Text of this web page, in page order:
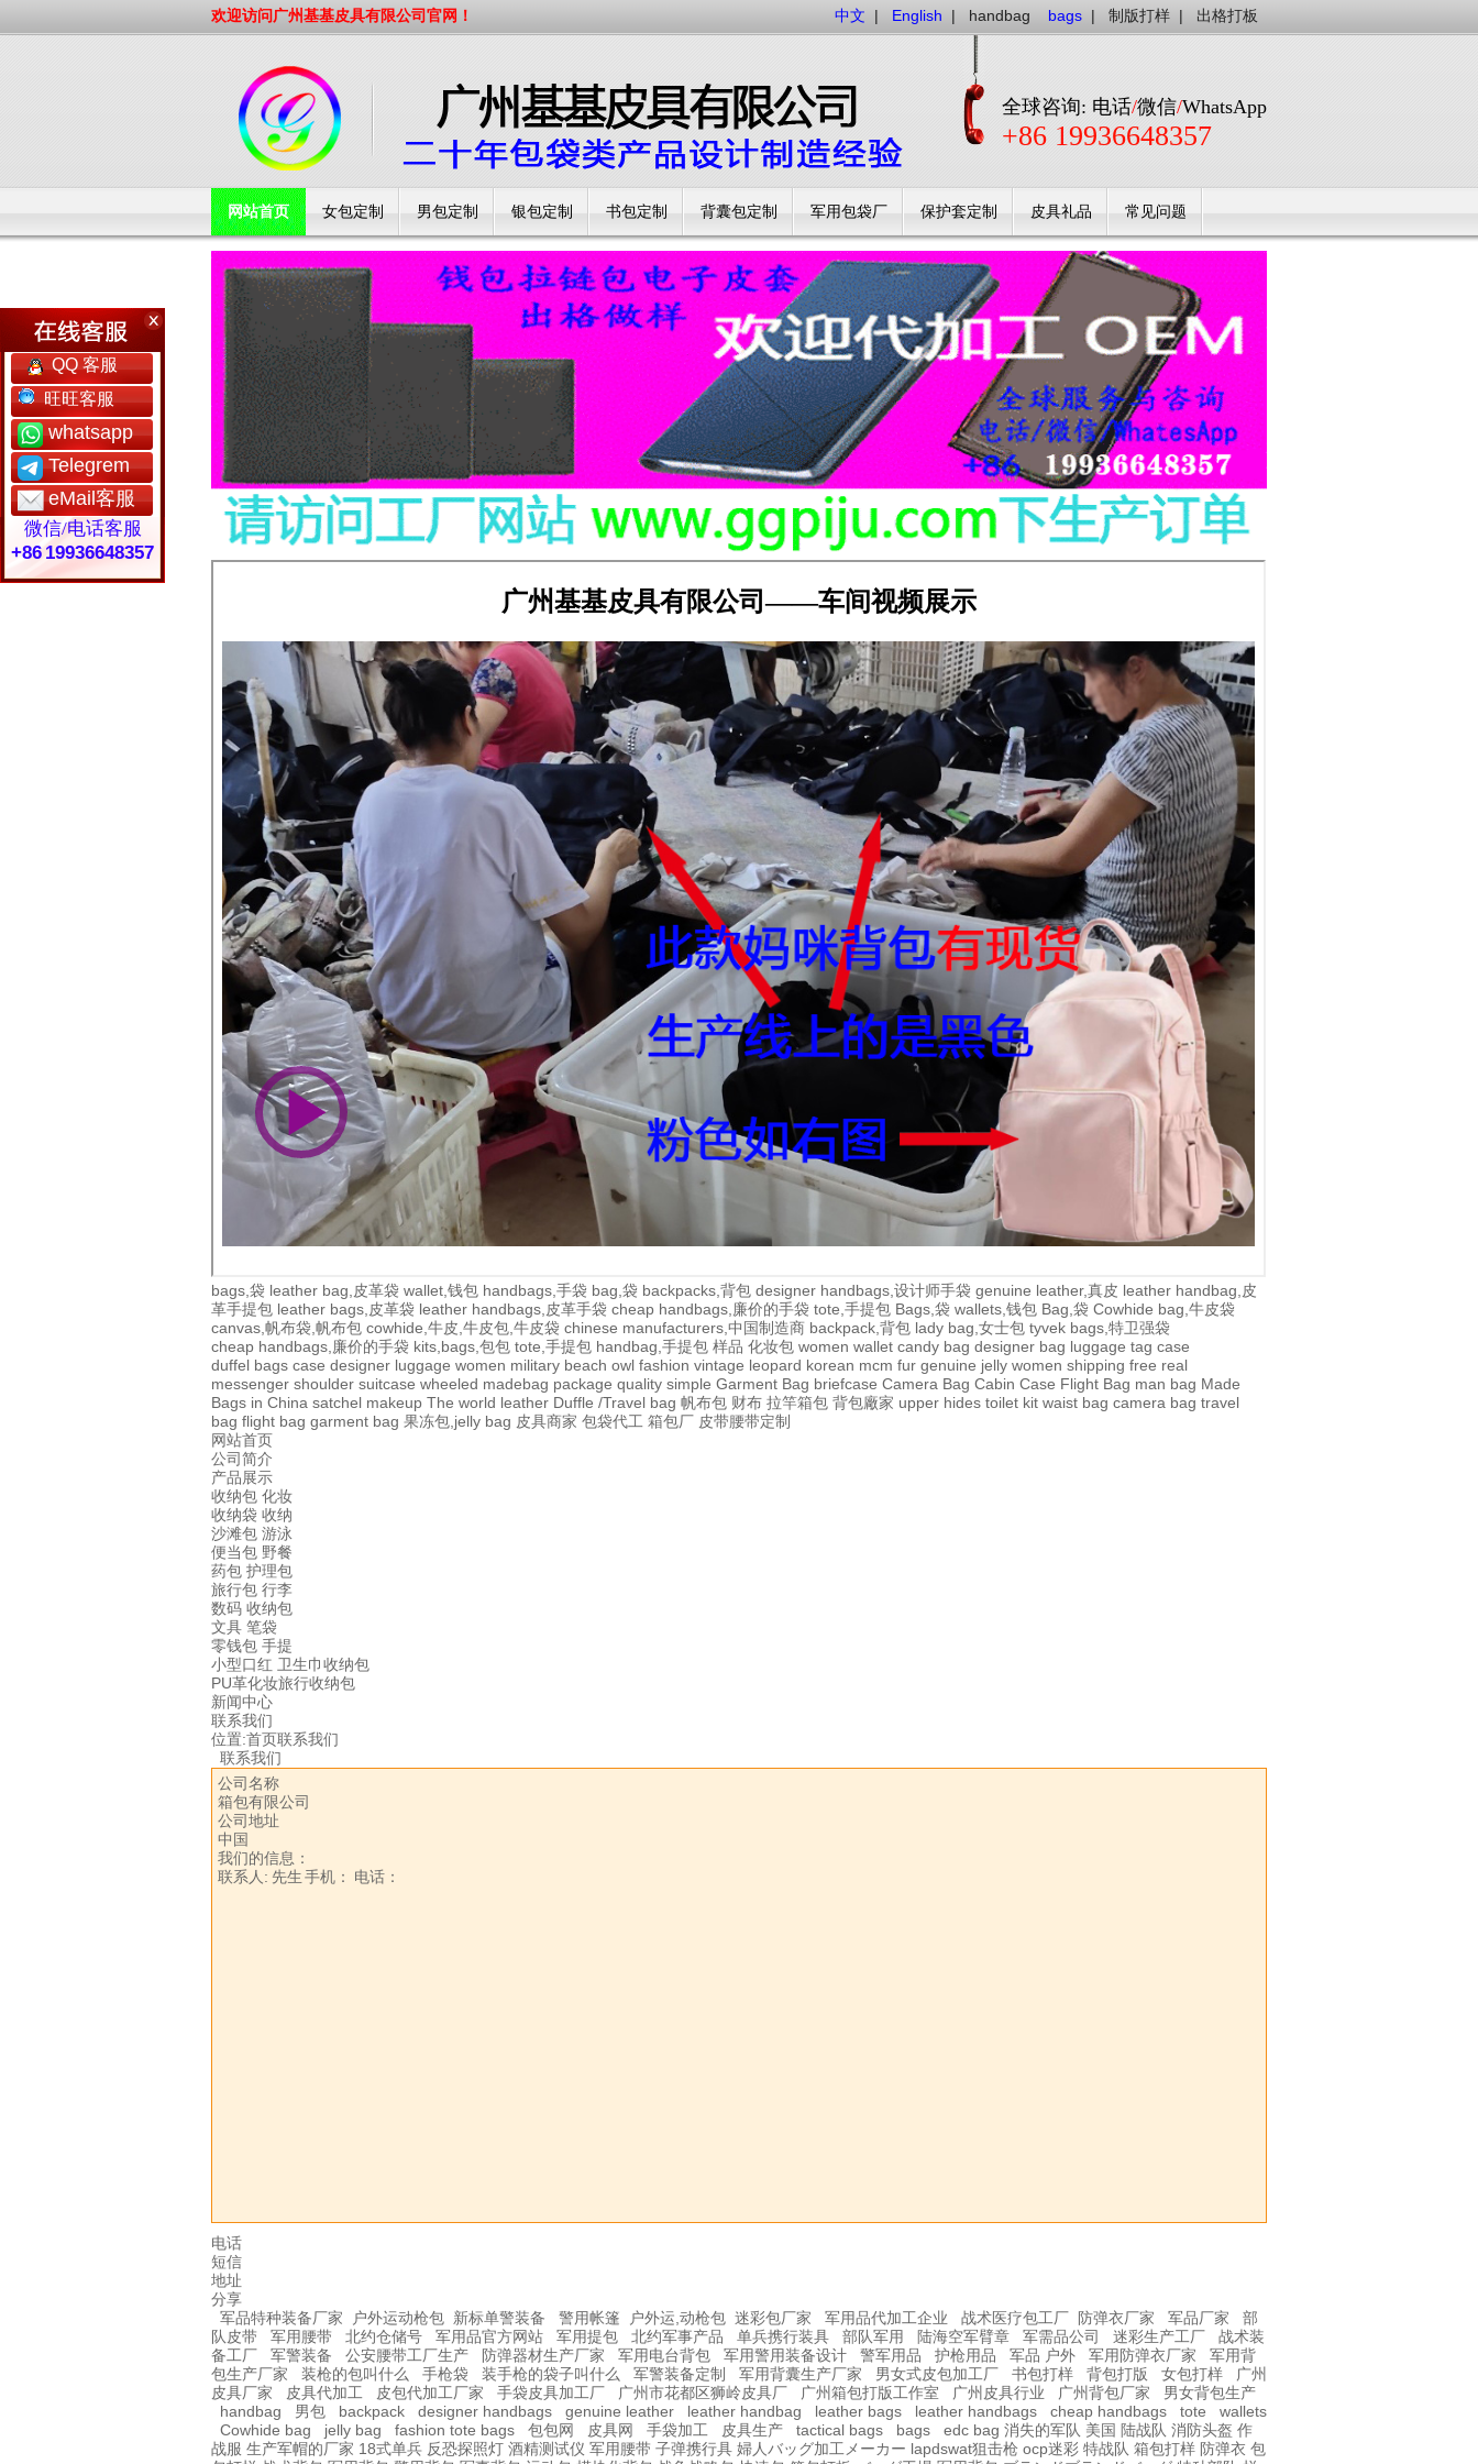
欢迎访问广州基基皮具有限公司官网！ 中文 | English | handbag bags | 制版打样 | 出格打板
全球咨询: 电话/微信/WhatsApp
+86 19936648357
网站首页 女包定制 男包定制 银包定制 书包定制 背囊包定制 军用包袋厂 保护套定制 皮具礼品 常见问题
工厂简介
bags,袋 leather bag,皮革袋 wallet,钱包 handbags,手袋 bag,袋 backpacks,背包 designer handbags,设计师手袋 genuine leather,真皮 leather handbag,皮
革手提包 leather bags,皮革袋 leather handbags,皮革手袋 cheap handbags,廉价的手袋 tote,手提包 Bags,袋 wallets,钱包 Bag,袋 Cowhide bag,牛皮袋
canvas,帆布袋,帆布包 cowhide,牛皮,牛皮包,牛皮袋 chinese manufacturers,中国制造商 backpack,背包 lady bag,女士包 tyvek bags,特卫强袋
cheap handbags,廉价的手袋 kits,bags,包包 tote,手提包 handbag,手提包 样品 化妆包 women wallet candy bag designer bag luggage tag case
duffel bags case designer luggage women military beach owl fashion vintage leopard korean mcm fur genuine jelly women shipping free real
messenger shoulder suitcase wheeled madebag package quality simple Garment Bag briefcase Camera Bag Cabin Case Flight Bag man bag Made
Bags in China satchel makeup The world leather Duffle /Travel bag 帆布包 财布 拉竿箱包 背包廠家 upper hides toilet kit waist bag camera bag travel
bag flight bag garment bag 果冻包,jelly bag 皮具商家 包袋代工 箱包厂 皮带腰带定制
网站首页
公司简介
产品展示
收纳包 化妆
收纳袋 收纳
沙滩包 游泳
便当包 野餐
药包 护理包
旅行包 行李
数码 收纳包
文具 笔袋
零钱包 手提
小型口红 卫生巾收纳包
PU革化妆旅行收纳包
新闻中心
联系我们
位置:首页联系我们
联系我们
公司名称
箱包有限公司
公司地址
中国
我们的信息：
联系人: 先生手机： 电话：
电话
短信
地址
分享
军品特种装备厂家
户外运动枪包 新标单警装备 警用帐篷 户外运,动枪包 迷彩包厂家 军用品代加工企业 战术医疗包工厂 防弹衣厂家 军品厂家
部
队皮带
军用腰带 北约仓储号 军用品官方网站 军用提包 北约军事产品 单兵携行装具 部队军用 陆海空军臂章 军需品公司 迷彩生产工厂
战术装
备工厂
军警装备 公安腰带工厂生产 防弹器材生产厂家 军用电台背包 军用警用装备设计 警军用品 护枪用品 军品 户外 军用防弹衣厂家
军用背
包生产厂家
装枪的包叫什么 手枪袋 装手枪的袋子叫什么 军警装备定制 军用背囊生产厂家 男女式皮包加工厂 书包打样 背包打版 女包打样
广州
皮具厂家
皮具代加工 皮包代加工厂家 手袋皮具加工厂 广州市花都区狮岭皮具厂 广州箱包打版工作室 广州皮具行业 广州背包厂家
男女背包生产
handbag
男包 backpack designer handbags genuine leather leather handbag leather bags leather handbags cheap handbags tote
wallets
Cowhide bag
jelly bag fashion tote bags 包包网 皮具网 手袋加工 皮具生产 tactical bags bags edc bag 消失的军队 美国 陆战队 消防头盔 作
战服 生产军帽的厂家 18式单兵 反恐探照灯 酒精测试仪 军用腰带 子弹携行具 婦人バッグ加工メーカー lapdswat狙击枪 ocp迷彩 特战队 箱包打样 防弹衣 包
QQ 客服
旺旺客服
whatsapp
Telegrem
eMail客服
微信/电话客服
+86 19936648357